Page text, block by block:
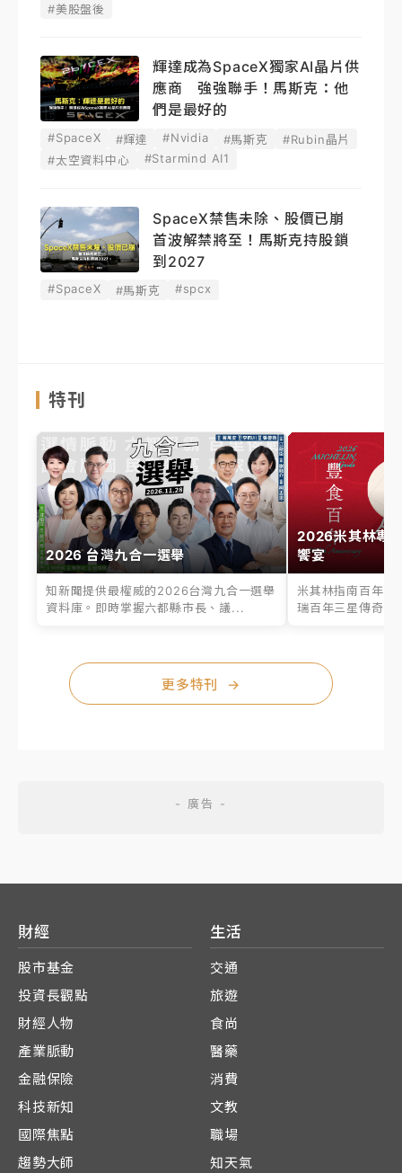
#美股盤後
輝達成為SpaceX獨家AI晶片供
應商 強強聯手！馬斯克：他
們是最好的
#SpaceX #輝達 #Nvidia #馬斯克
#Rubin晶片
#太空資料中心
#Starmind AI1
SpaceX禁售未除、股價已崩
首波解禁將至！馬斯克持股鎖
到2027
#SpaceX #馬斯克 #spcx
特刊
2026 台灣九合一選舉
知新聞提供最權威的2026台灣九合一選舉
資料庫。即時掌握六都縣市長、議...
2026米其林專
饗宴
米其林指南百年之
瑞百年三星傳奇、
更多特刊 →
財經
股市基金
投資長觀點
財經人物
產業脈動
金融保險
科技新知
國際焦點
趨勢大師
生活
交通
旅遊
食尚
醫藥
消費
文教
職場
知天氣